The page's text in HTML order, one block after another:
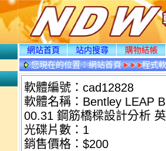
網站首頁 站内搜尋
購物結帳
您現在的位置：網站首頁 程式
軟體編號：cad12828
軟體名稱：Bentley LEAP
00.31 鋼筋橋樑設計分析
光碟片數：1
銷售價格：$200